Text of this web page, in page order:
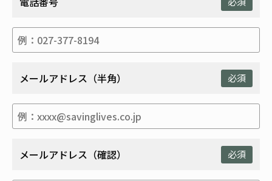
メールアドレス（半角） 必須
メールアドレス（確認） 必須